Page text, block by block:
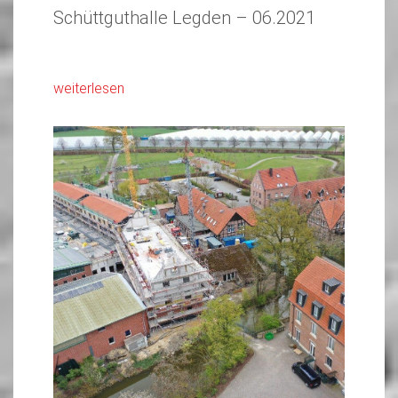
Schüttguthalle Legden – 06.2021
weiterlesen